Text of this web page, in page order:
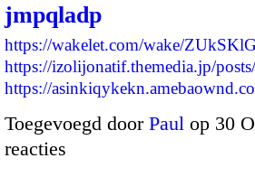
jmpqladp
https://wakelet.com/wake/
https://izolijonatif.themedia.jp/
https://
Toegevoegd door Paul op 30
reacties